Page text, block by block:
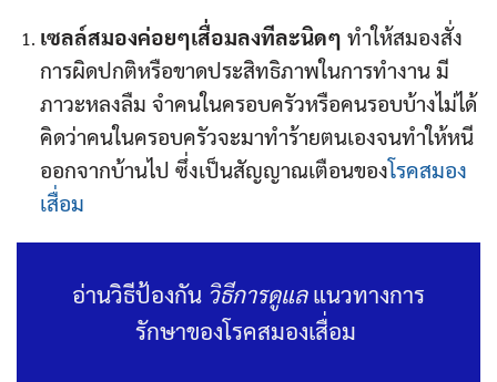
เซลล์สมองค่อยๆเสื่อมลงทีละนิดๆ ทำให้สมองสั่ง
การผิดปกติหรือขาดประสิทธิภาพในการทำงาน มี
ภาวะหลงลืม จำคนในครอบครัวหรือคนรอบบ้างไม่ได้
คิดว่าคนในครอบครัวจะมาทำร้ายตนเองจนทำให้หนี
ออกจากบ้านไป ซึ่งเป็นสัญญาณเตือนของโรคสมอง
เสื่อม
อ่านวิธีป้องกัน วิธีการดูแลแนวทางการ
รักษาของโรคสมองเสื่อม